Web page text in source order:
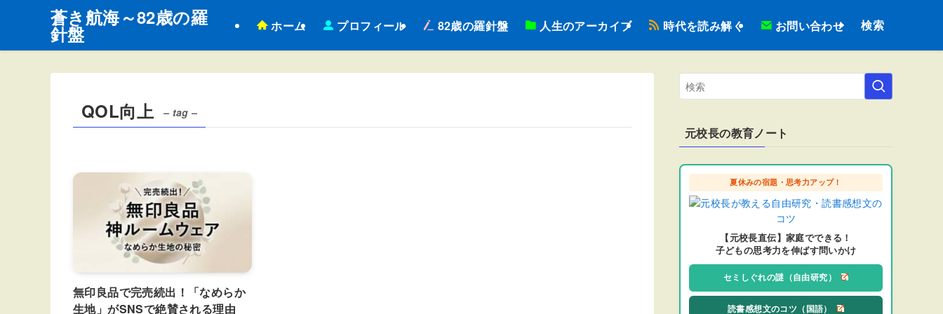
蒼き航海～82歳の羅
針盤 ホーム プロフィール 82歳の羅針盤 人生のアーカイブ 時代を読み解く お問い合わせ 検索
QOL向上 – tag –
無印良品で完売続出！「なめらか
生地」がSNSで絶賛される理由
元校長の教育ノート
夏休みの宿題・思考力アップ！
【元校長直伝】家庭でできる！
子どもの思考力を伸ばす問いかけ
セミしぐれの謎（自由研究）
読書感想文のコツ（国語）